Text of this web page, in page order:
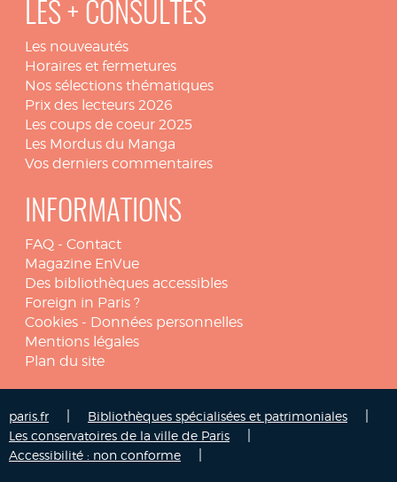
LES + CONSULTÉS
Les nouveautés
Horaires et fermetures
Nos sélections thématiques
Prix des lecteurs 2026
Les coups de coeur 2025
Les Mordus du Manga
Vos derniers commentaires
INFORMATIONS
FAQ - Contact
Magazine EnVue
Des bibliothèques accessibles
Foreign in Paris ?
Cookies - Données personnelles
Mentions légales
Plan du site
paris.fr Bibliothèques spécialisées et patrimoniales
Les conservatoires de la ville de Paris
Accessibilité : non conforme